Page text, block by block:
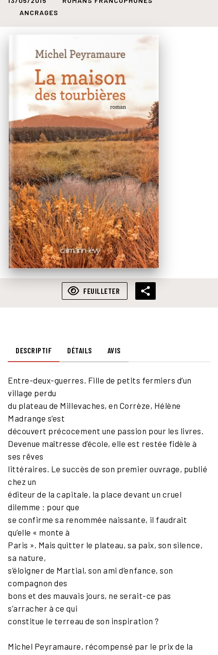
ANCRAGES
FEUILLETER
DESCRIPTIF DÉTAILS AVIS
Entre-deux-guerres. Fille de petits fermiers d’un
village perdu
du plateau de Millevaches, en Corrèze, Hélène
Madrange s’est
découvert précocement une passion pour les livres.
Devenue maîtresse d’école, elle est restée fidèle à
ses rêves
littéraires. Le succès de son premier ouvrage, publié
chez un
éditeur de la capitale, la place devant un cruel
dilemme : pour que
se confirme sa renommée naissante, il faudrait
qu’elle « monte à
Paris ». Mais quitter le plateau, sa paix, son silence,
sa nature,
s’éloigner de Martial, son ami d’enfance, son
compagnon des
bons et des mauvais jours, ne serait-ce pas
s’arracher à ce qui
constitue le terreau de son inspiration ?
Michel Peyramaure, récompensé par le prix de la